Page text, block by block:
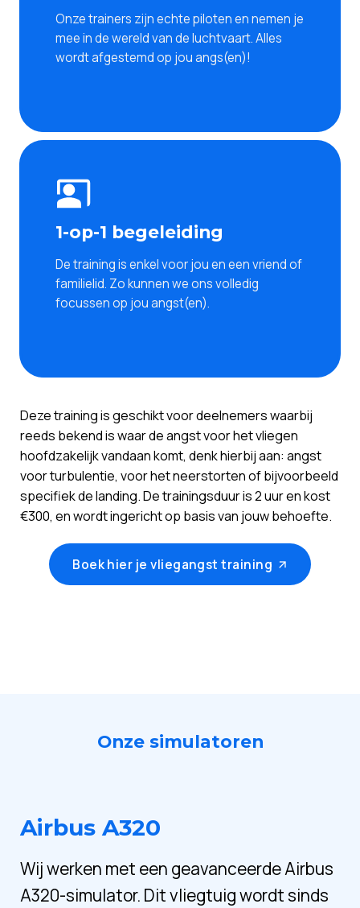
Onze trainers zijn echte piloten en nemen je
mee in de wereld van de luchtvaart. Alles
wordt afgestemd op jou angs(en)!
1-op-1 begeleiding
De training is enkel voor jou en een vriend of
familielid. Zo kunnen we ons volledig
focussen op jou angst(en).
Deze training is geschikt voor deelnemers waarbij
reeds bekend is waar de angst voor het vliegen
hoofdzakelijk vandaan komt, denk hierbij aan: angst
voor turbulentie, voor het neerstorten of bijvoorbeeld
specifiek de landing. De trainingsduur is 2 uur en kost
€300, en wordt ingericht op basis van jouw behoefte.
Boek hier je vliegangst training
Onze simulatoren
Airbus A320
Wij werken met een geavanceerde Airbus
A320-simulator. Dit vliegtuig wordt sinds